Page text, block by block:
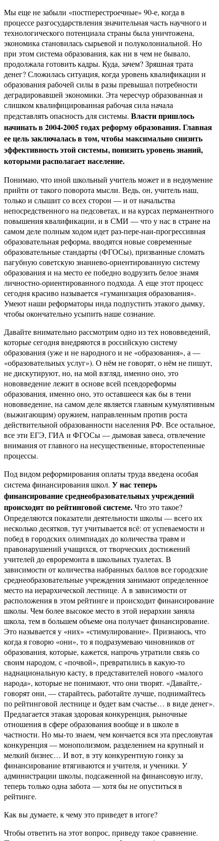
Мы еще не забыли «постперестроечные» 90-е, когда в
процессе разгосударствления значительная часть научного и
технологического потенциала страны была уничтожена,
экономика становилась сырьевой и полуколониальной. Но
при этом система образования, как ни в чем не бывало,
продолжала готовить кадры. Куда, зачем? Зряшная трата
денег? Сложилась ситуация, когда уровень квалификации и
образования рабочей силы в разы превышал потребности
деградировавшей экономики. Эта чересчур образованная и
слишком квалифицированная рабочая сила начала
представлять опасность для системы. Власти пришлось
начинать в 2004-2005 годах реформу образования. Главная
ее цель заключалась в том, чтобы максимально снизить
эффективность этой системы, понизить уровень знаний,
которыми располагает население.
Понимаю, что иной школьный учитель может и в недоумение
прийти от такого поворота мысли. Ведь, он, учитель наш,
только и слышит со всех сторон — и от начальства
непосредственного на педсоветах, и на курсах перманентного
повышения квалификации, и в СМИ — что у нас в стране на
самом деле полным ходом идет раз-пере-наи-прогрессивная
образовательная реформа, вводятся новые современные
образовательные стандарты (ФГОСы), призванные сломать
пагубную советскую знаниево-ориентированную систему
образования и на место ее победно водрузить белое знамя
личностно-ориентированного подхода. А еще этот процесс
сегодня красиво называется «гуманизация образования».
Умеют наши реформаторы инда подпустить этакого дымку,
чтобы окончательно усыпить наше сознание.
Давайте внимательно рассмотрим одно из тех нововведений,
которые сегодня внедряются в российскую систему
образования (уже и не народного и не «образования», а —
«образовательных услуг»). О нём не говорят, о нём не пишут,
не дискутируют, но, на мой взгляд, именно оно, это
нововведение лежит в основе всей псевдореформы
образования, именно оно, это оставшееся как бы в тени
нововведение, на самом деле является главным кумулятивным
(выжигающим) оружием, направленным против роста
действительной образованности населения РФ. Все остальное,
все эти ЕГЭ, ГИА и ФГОСы — дымовая завеса, отвлечение
внимания от главного на несущественные, второстепенные
процессы.
Под видом реформирования оплаты труда введена особая
система финансирования школ. У нас теперь
финансирование среднеобразовательных учреждений
происходит по рейтинговой системе.Что это такое?
Определяются показатели деятельности школы — всего их
несколько десятков, тут учитывается всё: от успеваемости и
побед в городских олимпиадах до количества травм и
правонарушений учащихся, от творческих достижений
учителей до евроремонта в школьных туалетах. В
зависимости от количества набранных баллов все городские
среднеобразовательные учреждения занимают определенное
место на иерархической лестнице. А в зависимости от
расположения в этом рейтинге и происходит финансирование
школы. Чем более высокое место в этой иерархии заняла
школа, тем в большем объеме она получает финансирование.
Это называется у «них» «стимулирование». Признаюсь, что
когда я говорю «они», то я подразумеваю чиновников от
образования, которые, кажется, напрочь утратили связь со
своим народом, с «почвой», превратились в какую-то
наднациональную касту, в представителей нового «малого
народа», которые не понимают, что они творят. «Давайте,-
говорят они, — старайтесь, работайте лучше, поднимайтесь
по рейтинговой лестнице и будет вам счастье… в виде денег».
Предлагается этакая здоровая конкуренция, рыночные
отношения в сфере образования вообще и в школе в
частности. Но мы-то знаем, чем кончается вся эта пресловутая
конкуренция — монополизмом, разделением на крупный и
мелкий бизнес… И вот, в эту конкурентную гонку за
финансирование втягиваются и учителя, и ученики. У
администрации школы, подсаженной на финансовую иглу,
теперь только одна забота — хотя бы не опуститься в
рейтинге.
Как вы думаете, к чему это приведет в итоге?
Чтобы ответить на этот вопрос, приведу такое сравнение.